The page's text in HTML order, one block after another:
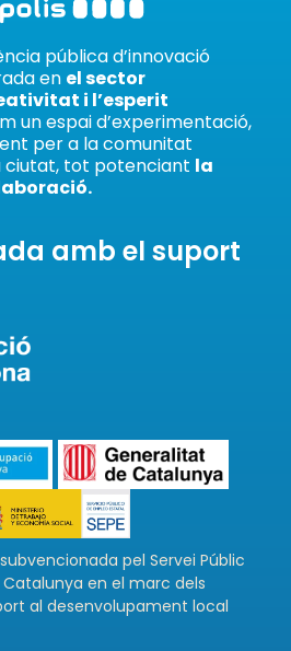
pública d’innovació
en el sector
i l’esperit
un espai d’experimentació,
per a la comunitat
ciutat, tot potenciant la
amb el suport
pel Servei Públic
Catalunya en el marc dels
al desenvolupament local